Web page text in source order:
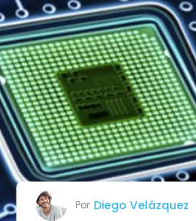
Por Diego Velázquez